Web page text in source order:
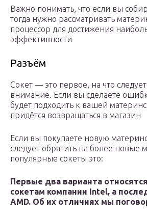
Важно понимать, что если вы
тогда нужно рассматривать
процессор для достижения
эффективности
Разъём
Сокет — это первое, на что
внимание. Если вы сделаете
будет подходить к вашей
придётся возвращаться в магазин
Если вы покупаете новую
следует обратить на более новые
популярные сокеты это:
Первые два варианта
сокетам компании Intel, а
AMD. Об их отличиях мы